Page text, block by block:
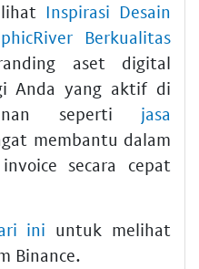
Inspirasi Desain
Berkualitas
aset digital
Anda yang aktif di
seperti jasa
membantu dalam
secara cepat
ini untuk melihat
Binance.